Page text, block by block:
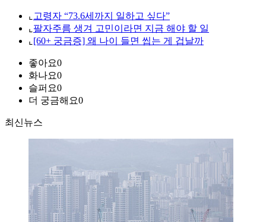
⌞ 고령자 “73.6세까지 일하고 싶다”
⌞ 팔자주름 생겨 고민이라면 지금 해야 할 일
⌞ [60+ 궁금증] 왜 나이 들면 씹는 게 겁날까
좋아요0
화나요0
슬퍼요0
더 궁금해요0
최신뉴스